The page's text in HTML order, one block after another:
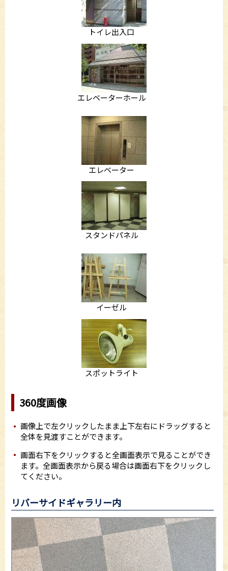
トイレ出入口
エレベーターホール
エレベーター
スタンドパネル
イーゼル
スポットライト
360度画像
画像上で左クリックしたまま上下左右にドラッグすると
全体を見渡すことができます。
画面右下をクリックすると全画面表示で見ることができ
ます。全画面表示から戻る場合は画面右下をクリックし
てください。
リバーサイドギャラリー内